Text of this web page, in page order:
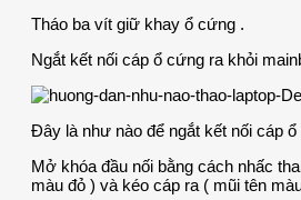
Tháo ba vít giữ khay ổ cứng .
Ngắt kết nối cáp ổ cứng ra khỏi
Đây là như nào để ngắt kết nối cáp
Mở khóa đầu nối bằng cách nhấc
màu đỏ ) và kéo cáp ra ( mũi tên